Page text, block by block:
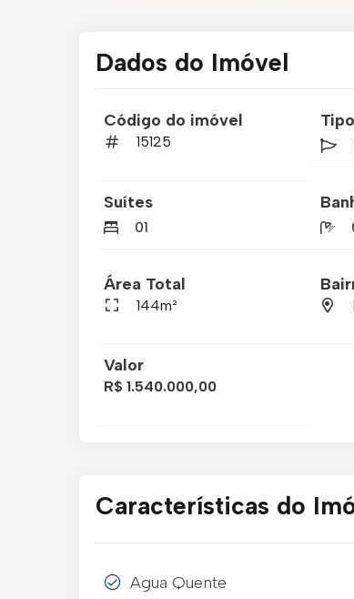
Dados do Imóvel
Código do imóvel
15125
Tipo
Suítes
01
Área Total
144m²
Valor
R$ 1.540.000,00
Características do
Agua Quente